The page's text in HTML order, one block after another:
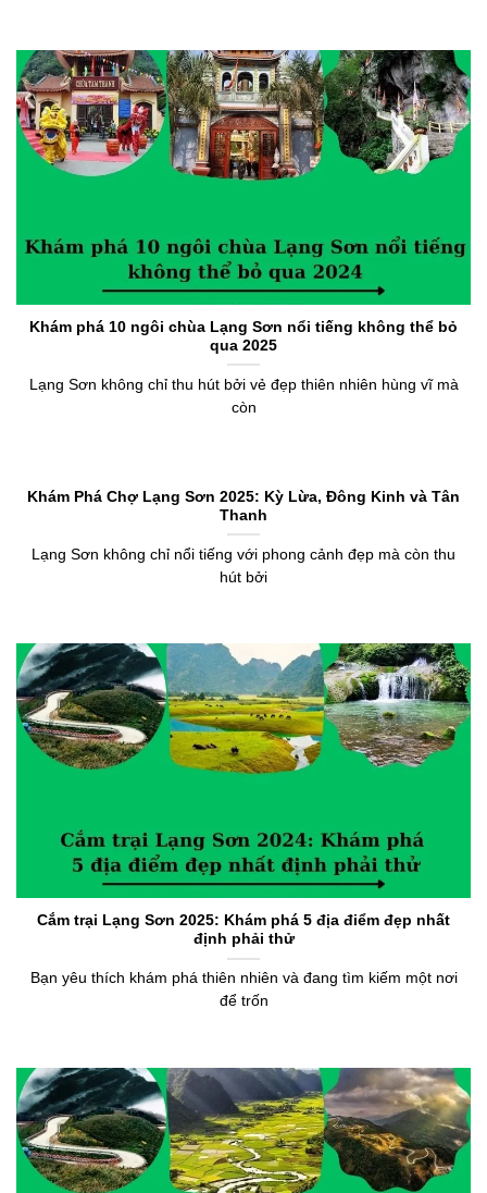
Khám phá 10 ngôi chùa Lạng Sơn nổi tiếng không thể bỏ
qua 2025
Lạng Sơn không chỉ thu hút bởi vẻ đẹp thiên nhiên hùng vĩ mà
còn
Khám Phá Chợ Lạng Sơn 2025: Kỳ Lừa, Đông Kinh và Tân
Thanh
Lạng Sơn không chỉ nổi tiếng với phong cảnh đẹp mà còn thu
hút bởi
Cắm trại Lạng Sơn 2025: Khám phá 5 địa điểm đẹp nhất
định phải thử
Bạn yêu thích khám phá thiên nhiên và đang tìm kiếm một nơi
để trốn